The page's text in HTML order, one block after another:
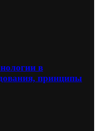
в
принципы